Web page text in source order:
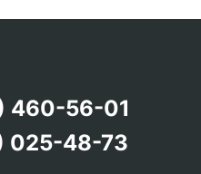
460-56-01
025-48-73